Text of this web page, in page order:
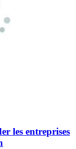
les entreprises